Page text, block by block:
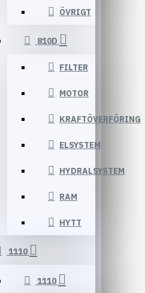
ÖVRIGT
810D
FILTER
MOTOR
KRAFTÖVERFÖRING
ELSYSTEM
HYDRALSYSTEM
RAM
HYTT
1110
1110